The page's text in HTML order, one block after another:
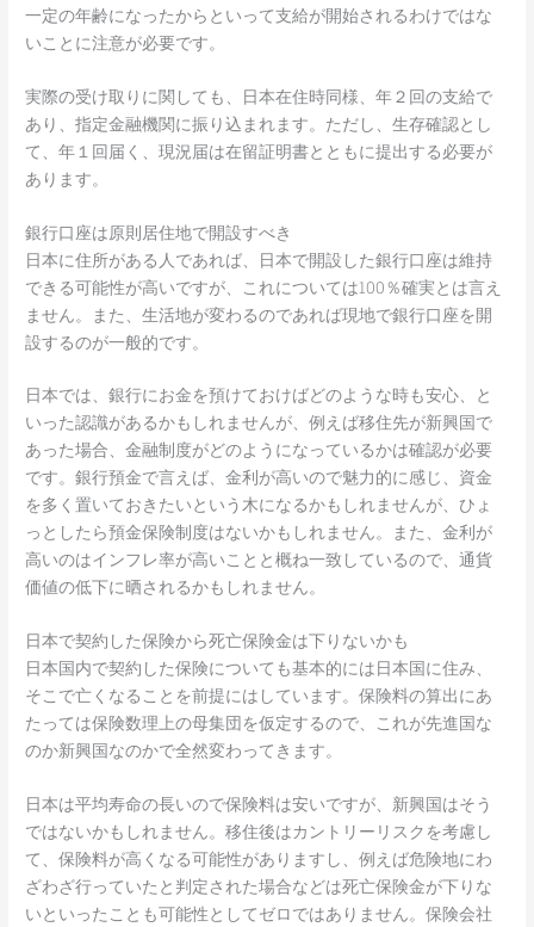
一定の年齢になったからといって支給が開始されるわけではな
いことに注意が必要です。
実際の受け取りに関しても、日本在住時同様、年２回の支給で
あり、指定金融機関に振り込まれます。ただし、生存確認とし
て、年１回届く、現況届は在留証明書とともに提出する必要が
あります。
銀行口座は原則居住地で開設すべき
日本に住所がある人であれば、日本で開設した銀行口座は維持
できる可能性が高いですが、これについては100％確実とは言え
ません。また、生活地が変わるのであれば現地で銀行口座を開
設するのが一般的です。
日本では、銀行にお金を預けておけばどのような時も安心、と
いった認識があるかもしれませんが、例えば移住先が新興国で
あった場合、金融制度がどのようになっているかは確認が必要
です。銀行預金で言えば、金利が高いので魅力的に感じ、資金
を多く置いておきたいという木になるかもしれませんが、ひょ
っとしたら預金保険制度はないかもしれません。また、金利が
高いのはインフレ率が高いことと概ね一致しているので、通貨
価値の低下に晒されるかもしれません。
日本で契約した保険から死亡保険金は下りないかも
日本国内で契約した保険についても基本的には日本国に住み、
そこで亡くなることを前提にはしています。保険料の算出にあ
たっては保険数理上の母集団を仮定するので、これが先進国な
のか新興国なのかで全然変わってきます。
日本は平均寿命の長いので保険料は安いですが、新興国はそう
ではないかもしれません。移住後はカントリーリスクを考慮し
て、保険料が高くなる可能性がありますし、例えば危険地にわ
ざわざ行っていたと判定された場合などは死亡保険金が下りな
いといったことも可能性としてゼロではありません。保険会社